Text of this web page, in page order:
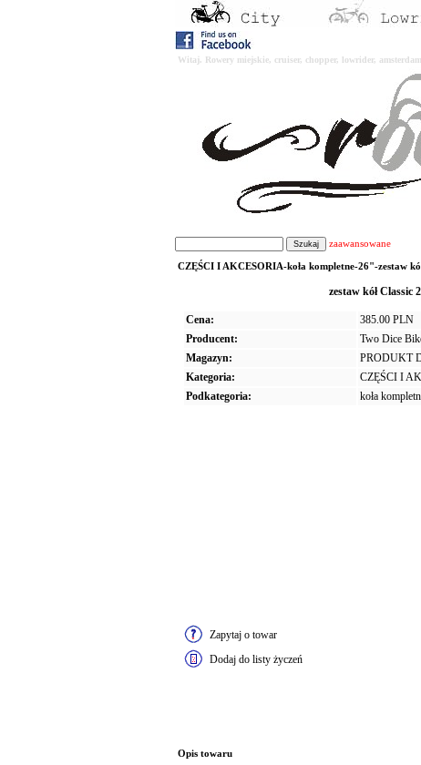
Witaj. Rowery miejskie, cruiser, chopper, lowrider,
zaawansowane
CZĘŚCI I AKCESORIA-koła kompletne-26"-zestaw
zestaw kół
Cena:
385.00 PLN
Producent:
Two Dice
Magazyn:
PRODUKT
Kategoria:
CZĘŚCI I
Podkategoria:
koła
Zapytaj o towar
Dodaj do listy życzeń
Opis towaru